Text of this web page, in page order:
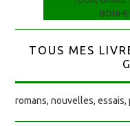
TOUS MES
romans, nouvelles,